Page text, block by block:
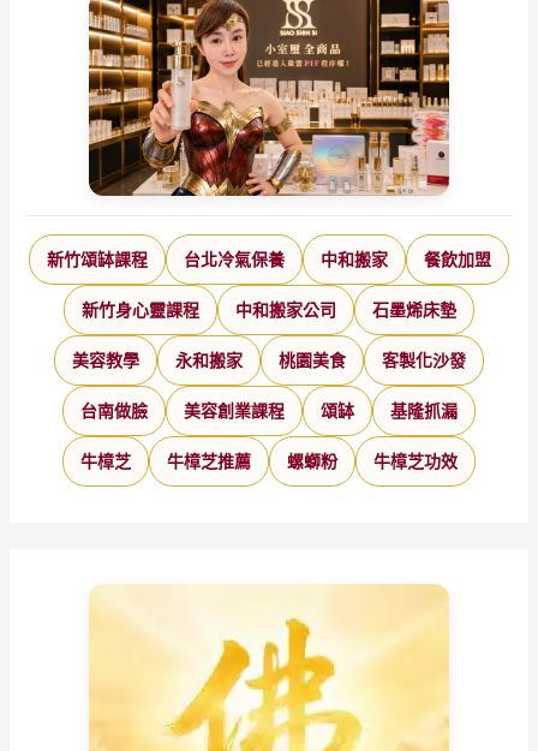
新竹頌缽課程 台北冷氣保養 中和搬家 餐飲加盟
新竹身心靈課程 中和搬家公司 石墨烯床墊
美容教學 永和搬家 桃園美食 客製化沙發
台南做臉 美容創業課程 頌缽 基隆抓漏
牛樟芝 牛樟芝推薦 螺螄粉 牛樟芝功效